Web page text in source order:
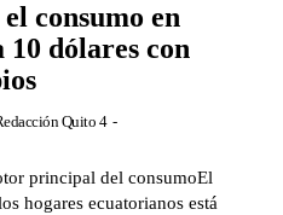
consumo en
10 dólares con
Quito 4 -
principal del consumoEl
hogares ecuatorianos está